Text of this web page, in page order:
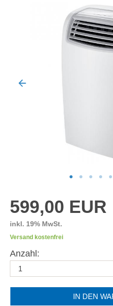
599,00 EUR
inkl. 19% MwSt.
Versand kostenfrei
Anzahl:
IN DEN